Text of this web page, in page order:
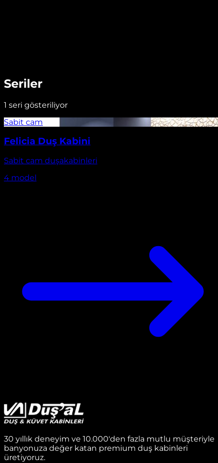
Seriler
1 seri gösteriliyor
Felicia Duş Kabini
Sabit cam duşakabinleri
4 model
30 yıllık deneyim ve 10.000'den fazla mutlu müşteriyle
banyonuza değer katan premium duş kabinleri
üretiyoruz.